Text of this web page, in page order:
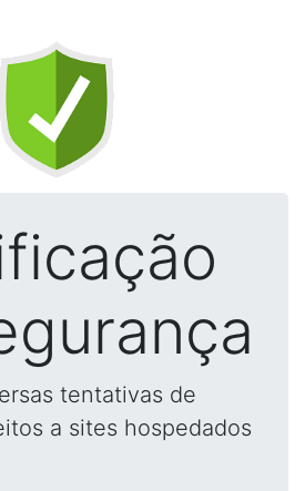
tentativas de
a sites hospedados